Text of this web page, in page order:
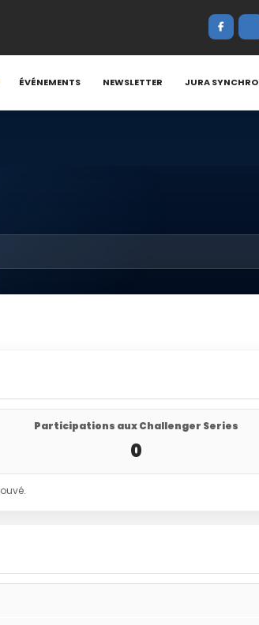
ÉVÉNEMENTS NEWSLETTER JURA SYNCHRO
Participations aux Challenger Series
0